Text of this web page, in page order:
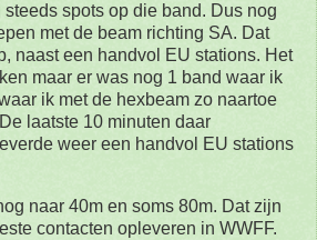
spots op die band. Dus nog
met de beam richting SA. Dat
naast een handvol EU stations. Het
maar er was nog 1 band waar ik
ik met de hexbeam zo naartoe
laatste 10 minuten daar
weer een handvol EU stations
naar 40m en soms 80m. Dat zijn
contacten opleveren in WWFF.